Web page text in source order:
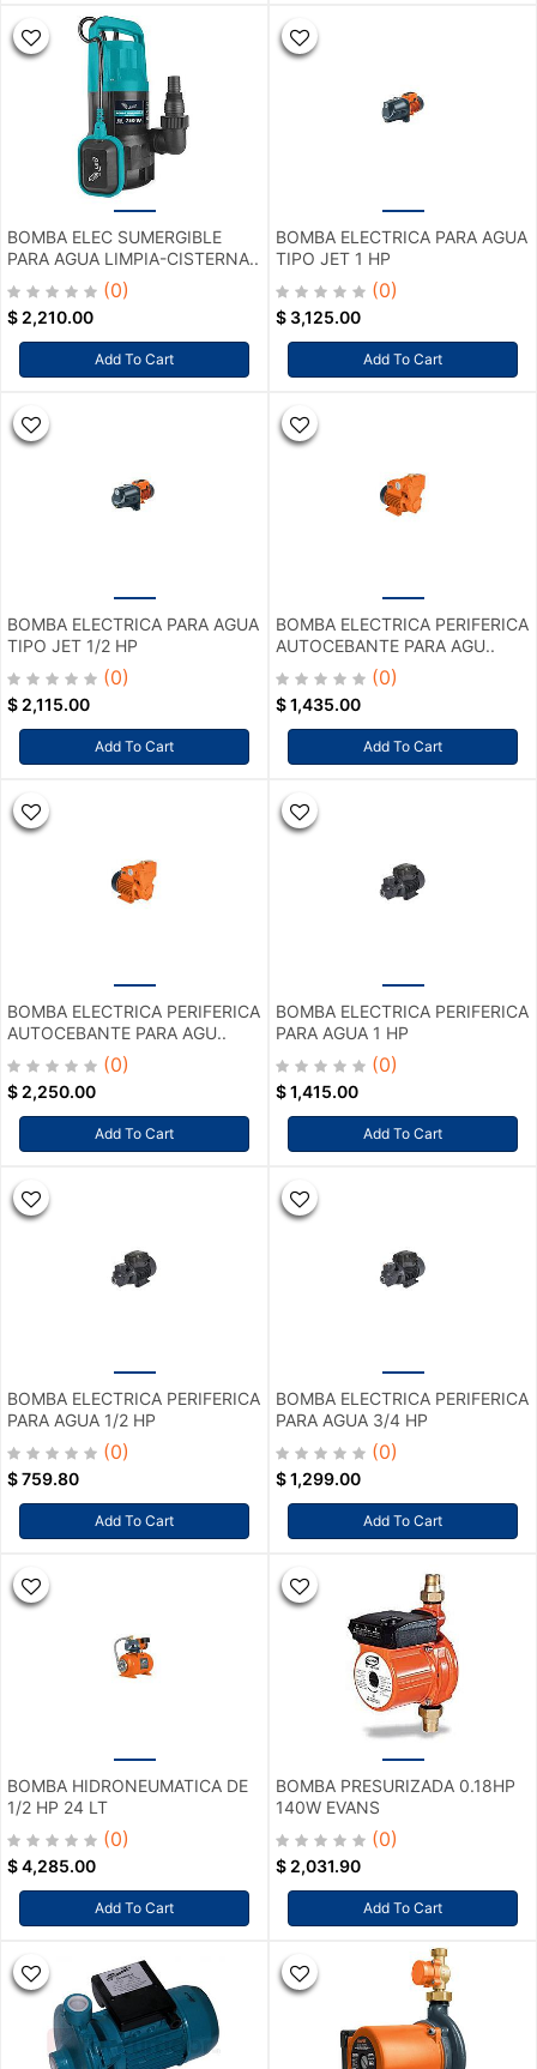
BOMBA ELEC SUMERGIBLE
PARA AGUA LIMPIA-CISTERNA..
(0)
$ 2,210.00
Add To Cart
BOMBA ELECTRICA PARA AGUA
TIPO JET 1 HP
(0)
$ 3,125.00
Add To Cart
BOMBA ELECTRICA PARA AGUA
TIPO JET 1/2 HP
(0)
$ 2,115.00
Add To Cart
BOMBA ELECTRICA PERIFERICA
AUTOCEBANTE PARA AGU..
(0)
$1,435.00
Add To Cart
BOMBA ELECTRICA PERIFERICA
AUTOCEBANTE PARA AGU..
(0)
$ 2,250.00
Add To Cart
BOMBA ELECTRICA PERIFERICA
PARA AGUA 1 HP
(0)
$1,415.00
Add To Cart
BOMBA ELECTRICA PERIFERICA
PARA AGUA 1/2 HP
(0)
$759.80
Add To Cart
BOMBA ELECTRICA PERIFERICA
PARA AGUA 3/4 HP
(0)
$1,299.00
Add To Cart
BOMBA HIDRONEUMATICA DE
1/2 HP 24 LT
(0)
$4,285.00
Add To Cart
BOMBA PRESURIZADA 0.18HP
140W EVANS
(0)
$ 2,031.90
Add To Cart